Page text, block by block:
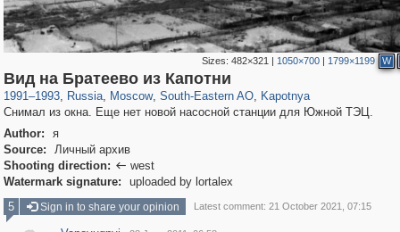
Sizes: 482×321 | 1050×700| 1799×1199 W
Вид на Братеево из Капотни
1991–1993, Russia
1,406,837 29,243
, Moscow
319,861 8,286
, South-Eastern AO
11,379 197
, Kapotnya
Снимал из окна. Еще нет новой насосной станции для Южной ТЭЦ.
Author:
я
Source:
Личный архив
Shooting direction:  west
Watermark signature:
uploaded by lortalex
5
Sign in to share your opinion Latest comment: 21 October 2021, 07:15